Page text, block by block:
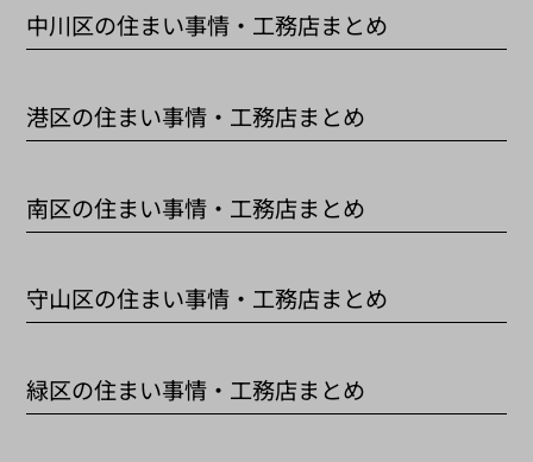
中川区の住まい事情・工務店まとめ
港区の住まい事情・工務店まとめ
南区の住まい事情・工務店まとめ
守山区の住まい事情・工務店まとめ
緑区の住まい事情・工務店まとめ